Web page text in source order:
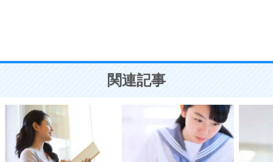
ことが大切。
関連記事